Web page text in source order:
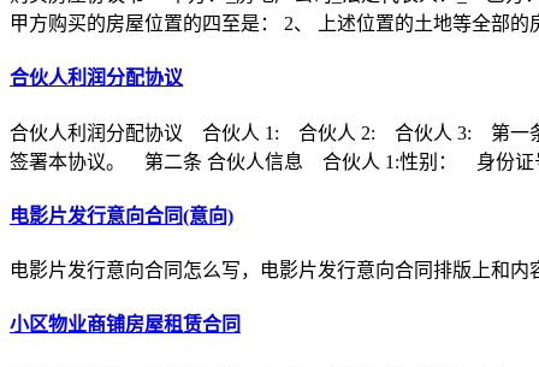
甲方购买的房屋位置的四至是： 2、 上述位置的土地等全部的
合伙人利润分配协议
合伙人利润分配协议 合伙人 1: 合伙人 2: 合伙人 3: 第一条
签署本协议。 第二条 合伙人信息 合伙人 1:性别： 身份
电影片发行意向合同(意向)
电影片发行意向合同怎么写，电影片发行意向合同排版上和
小区物业商铺房屋租赁合同